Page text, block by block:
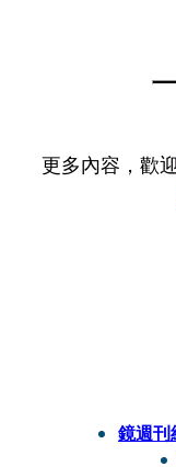
更多內容，歡迎
鏡週刊